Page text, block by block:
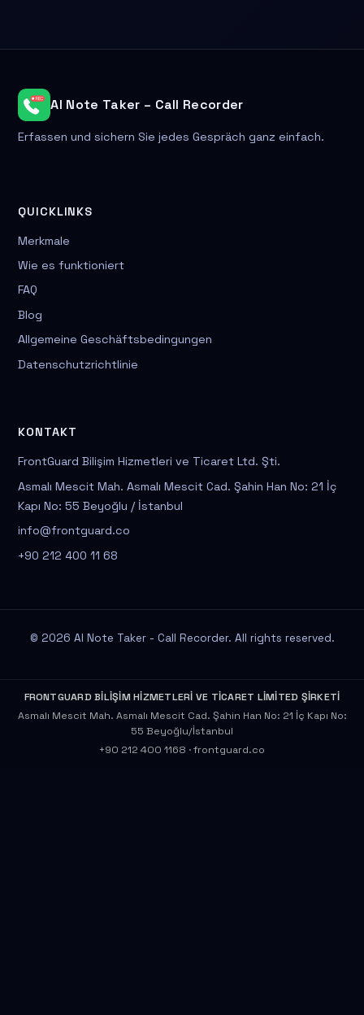
AI Note Taker – Call Recorder
Erfassen und sichern Sie jedes Gespräch ganz einfach.
QUICKLINKS
Merkmale
Wie es funktioniert
FAQ
Blog
Allgemeine Geschäftsbedingungen
Datenschutzrichtlinie
KONTAKT
FrontGuard Bilişim Hizmetleri ve Ticaret Ltd. Şti.
Asmalı Mescit Mah. Asmalı Mescit Cad. Şahin Han No: 21 İç
Kapı No: 55 Beyoğlu / İstanbul
info@frontguard.co
+90 212 400 11 68
© 2026 AI Note Taker - Call Recorder. All rights reserved.
FRONTGUARD BİLİŞİM HİZMETLERİ VE TİCARET LİMİTED ŞİRKETİ
Asmalı Mescit Mah. Asmalı Mescit Cad. Şahin Han No: 21 İç Kapı No:
55 Beyoğlu/İstanbul
+90 212 400 1168 ·frontguard.co